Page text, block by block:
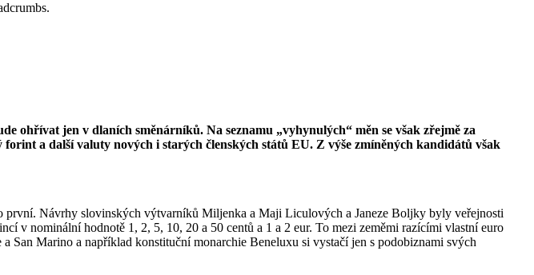
ohřívat jen v dlaních směnárníků. Na seznamu „vyhynulých“ měn se však zřejmě za
a další valuty nových i starých členských států EU. Z výše zmíněných kandidátů však
první. Návrhy slovinských výtvarníků Miljenka a Maji Liculových a Janeze Boljky byly veřejnosti
v nominální hodnotě 1, 2, 5, 10, 20 a 50 centů a 1 a 2 eur. To mezi zeměmi razícími vlastní euro
Marino a například konstituční monarchie Beneluxu si vystačí jen s podobiznami svých